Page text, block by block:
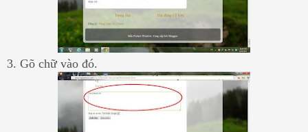
3. Gõ chữ vào đó.